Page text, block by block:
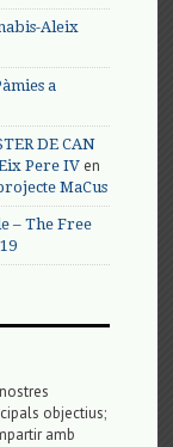
Aleix
a
DE CAN
Pere IV en
MaCus
– The Free
objectius;
amb